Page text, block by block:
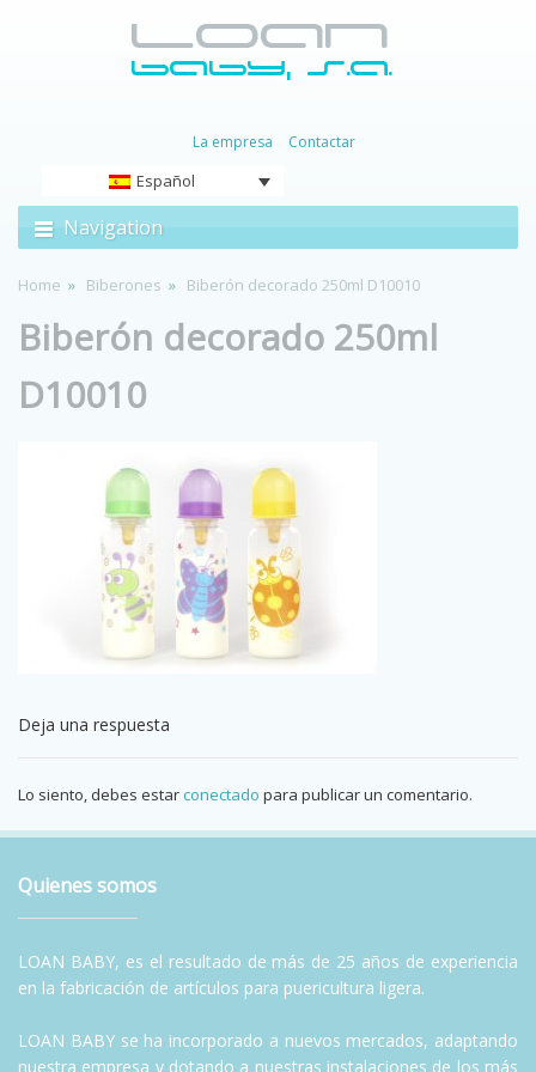
La empresa Contactar
Español
Navigation
Home Biberones Biberón decorado 250ml D10010
Biberón decorado 250ml
D10010
Deja una respuesta
Lo siento, debes estar conectado para publicar un comentario.
Quienes somos
LOAN BABY, es el resultado de más de 25 años de experiencia
en la fabricación de artículos para puericultura ligera.
LOAN BABY se ha incorporado a nuevos mercados, adaptando
nuestra empresa y dotando a nuestras instalaciones de los más